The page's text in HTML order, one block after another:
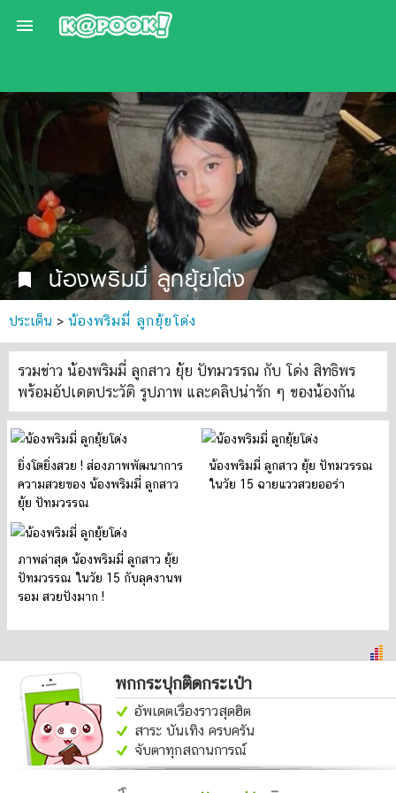

bookmark น้องพริมมี่ ลูกยุ้ยโด่ง
ประเด็น > น้องพริมมี่ ลูกยุ้ยโด่ง
รวมข่าว น้องพริมมี่ ลูกสาว ยุ้ย ปัทมวรรณ กับ โด่ง สิทธิพร
พร้อมอัปเดตประวัติ รูปภาพ และคลิปน่ารัก ๆ ของน้องกัน
ยิ่งโตยิ่งสวย ! ส่องภาพพัฒนาการ
ความสวยของ น้องพริมมี่ ลูกสาว
ยุ้ย ปัทมวรรณ
น้องพริมมี่ ลูกสาว ยุ้ย ปัทมวรรณ
ในวัย 15 ฉายแววสวยออร่า
ภาพล่าสุด น้องพริมมี่ ลูกสาว ยุ้ย
ปัทมวรรณ ในวัย 15 กับลุคงานพ
รอม สวยปังมาก !
พกกระปุกติดกระเป๋า
อัพเดตเรื่องราวสุดฮิต
สาระ บันเทิง ครบครัน
จับตาทุกสถานการณ์